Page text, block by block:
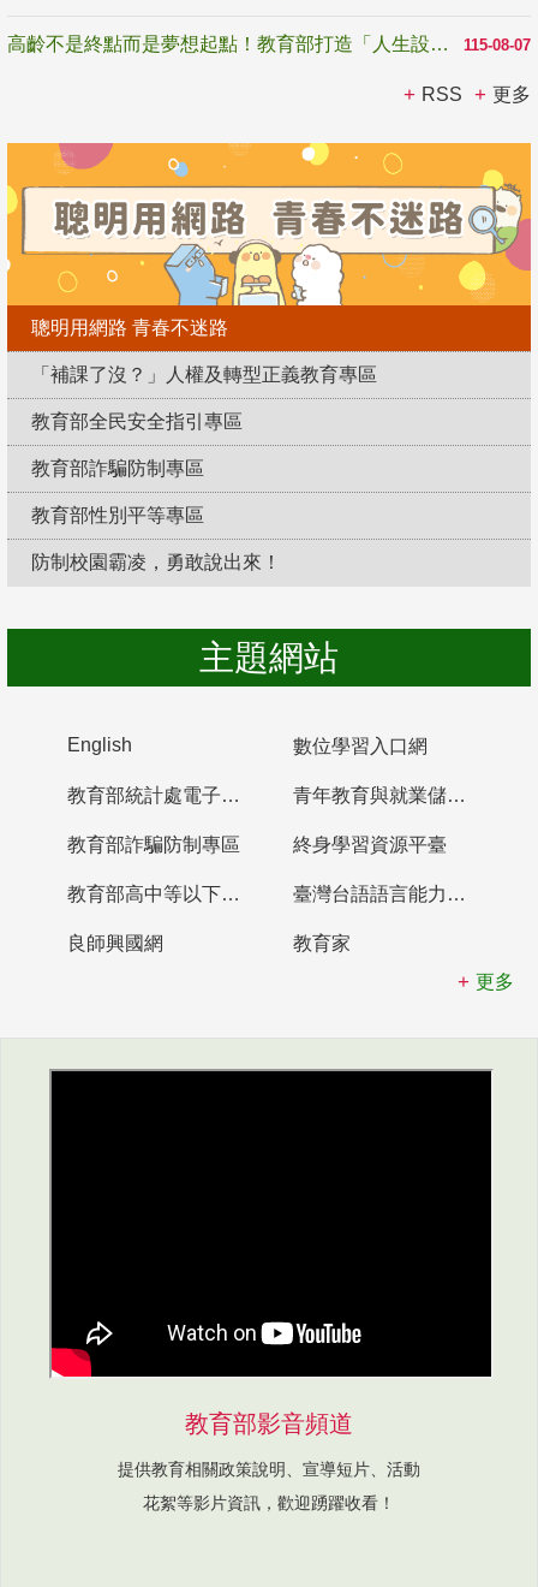
115-08-07
高齡不是終點而是夢想起點！教育部打造「人生設計夢工場」 參展第3屆高齡健康產業博覽會
RSS 更多
聰明用網路 青春不迷路
「補課了沒？」人權及轉型正義教育專區
教育部全民安全指引專區
教育部詐騙防制專區
教育部性別平等專區
防制校園霸凌，勇敢說出來！
主題網站
English 數位學習入口網
教育部統計處電子書櫃 青年教育與就業儲蓄帳戶
教育部詐騙防制專區 終身學習資源平臺
教育部高中等以下學校及幼兒園教師資格檢定考試 臺灣台語語言能力認證網站
良師興國網
教育家
更多
教育部影音頻道
提供教育相關政策說明、宣導短片、活動
花絮等影片資訊，歡迎踴躍收看！